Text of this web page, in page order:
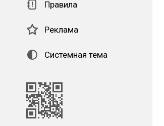
Правила
Реклама
Системная тема